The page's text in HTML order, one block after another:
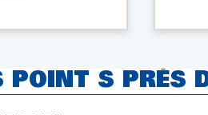
POINT S PRÈS